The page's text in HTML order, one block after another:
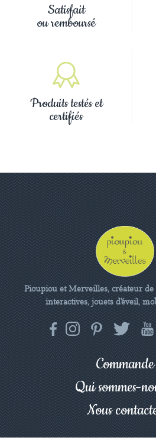
Satisfait
ou remboursé
Produits testés et
certifiés
Pioupiou et Merveilles, créateur de
interactives, jouets d'éveil,
Commande
Qui sommes-
Nous